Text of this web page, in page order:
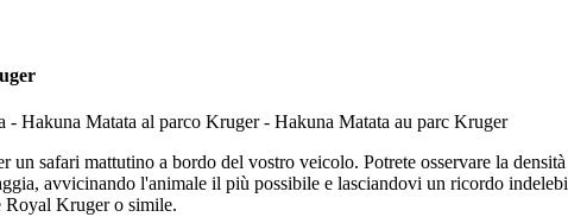
un safari mattutino a bordo del vostro veicolo. Potrete osservare la
avvicinando l'animale il più possibile e lasciandovi un ricordo
Royal Kruger o simile.